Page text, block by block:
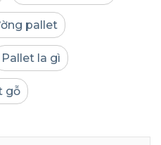
pallet
Pallet la gì
gỗ